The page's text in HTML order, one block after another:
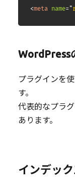
<meta name= "
WordPress
プラグインを
す。
代表的なプラ
あります。
インデッ